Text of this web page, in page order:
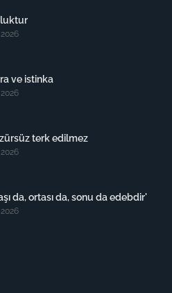
ve istinka
terk edilmez
da, ortası da, sonu da edebdir'